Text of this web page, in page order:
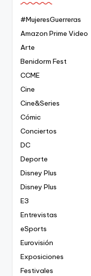
#MujeresGuerreras
Amazon Prime Video
Arte
Benidorm Fest
CCME
Cine
Cine&Series
Cómic
Conciertos
DC
Deporte
Disney Plus
Disney Plus
E3
Entrevistas
eSports
Eurovisión
Exposiciones
Festivales